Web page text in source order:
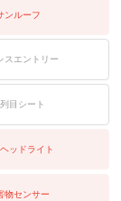
ンルーフ
スエントリー
目シート
ッドライト
物センサー